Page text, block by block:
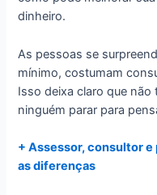
dinheiro.
As pessoas se
mínimo, costumam
Isso deixa claro que
ninguém parar para
+ Assessor, consultor
as diferenças